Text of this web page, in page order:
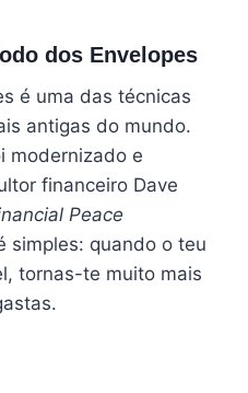
dos Envelopes
é uma das técnicas
antigas do mundo.
modernizado e
financeiro Dave
Peace
simples: quando o teu
tornas-te muito mais